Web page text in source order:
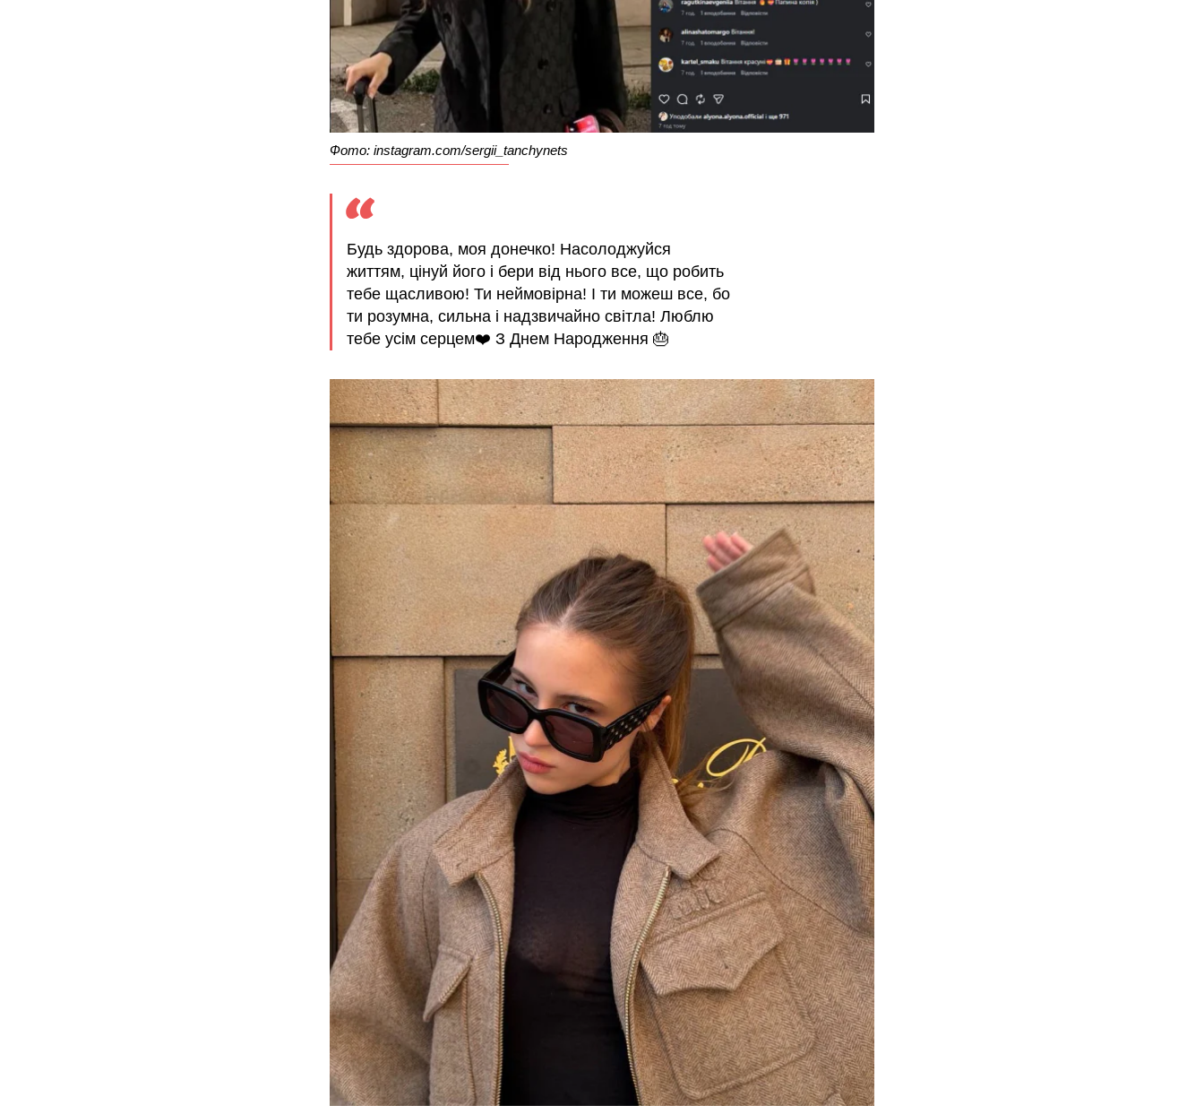
Фото: instagram.com/sergii_tanchynets
Будь здорова, моя донечко! Насолоджуйся
життям, цінуй його і бери від нього все, що робить
тебе щасливою! Ти неймовірна! І ти можеш все, бо
ти розумна, сильна і надзвичайно світла! Люблю
тебе усім серцем❤️ З Днем Народження 🎂